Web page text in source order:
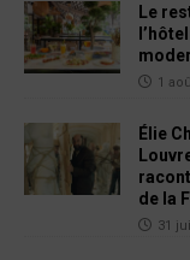
Le
1
Élie
de la
31